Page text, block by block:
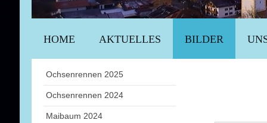
HOME AKTUELLES BILDER
Ochsenrennen 2025
Ochsenrennen 2024
Maibaum 2024